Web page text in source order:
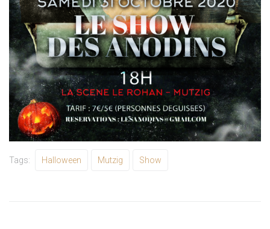
Tags: Halloween Mutzig Show